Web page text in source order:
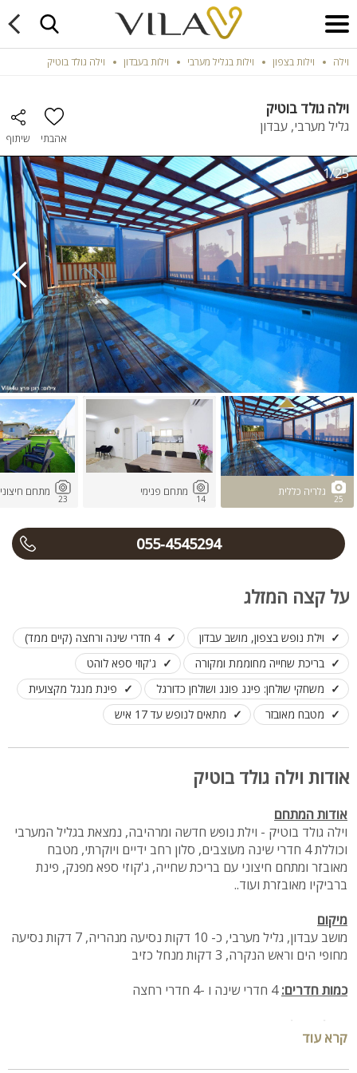
וילה וילות בצפון וילות בגליל מערבי וילות בעבדון וילה גולד בוטיק
וילה גולד בוטיק
גליל מערבי, עבדון
אהבתי שיתוף
1/25
25
גלריה כללית
14
מתחם פנימי
23
מתחם חיצוני
055-4545294
על קצה המזלג
וילת נופש בצפון, מושב עבדון
4 חדרי שינה ורחצה (קיים ממד)
בריכת שחייה מחוממת ומקורה
ג'קוזי ספא לוהט
משחקי שולחן: פינג פונג ושולחן כדורגל
פינת מנגל מקצועית
מטבח מאובזר
מתאים לנופש עד 17 איש
אודות וילה גולד בוטיק
אודות המתחם
וילה גולד בוטיק - וילת נופש חדשה ומרהיבה, נמצאת בגליל המערבי
וכוללת 4 חדרי שינה מעוצבים, סלון רחב ידיים ויוקרתי, מטבח
מאובזר ומתחם חיצוני עם בריכת שחייה, ג'קוזי ספא מפנק, פינת
ברביקיו מאובזרת ועוד..
מיקום
מושב עבדון, גליל מערבי, כ- 10 דקות נסיעה מנהריה, 7 דקות נסיעה
מחופי הים וראש הנקרה, 3 דקות מנחל כזיב
כמות חדרים: 4 חדרי שינה ו -4 חדרי רחצה
סלון מרווח עם מסך LCD בגודל 65 אינץ' עם חיבור לYES
קרא עוד